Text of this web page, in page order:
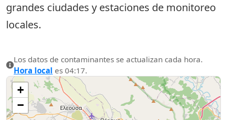
grandes ciudades y estaciones de monitoreo
locales.
Los datos de contaminantes se actualizan cada hora.
Hora local es 04:17.
+
−